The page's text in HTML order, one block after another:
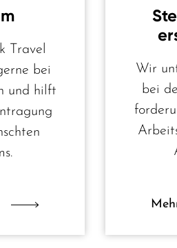
Travel
bei
und hilft
Wir
bei